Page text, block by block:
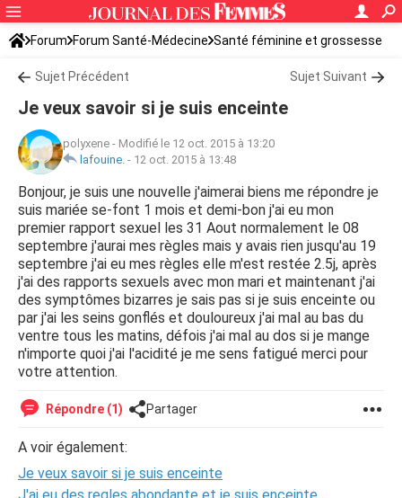
Forum Forum Santé-Médecine Santé féminine et grossesse
Ovulation
Sujet Précédent Sujet Suivant
Je veux savoir si je suis enceinte
polyxene - Modifié le 12 oct. 2015 à 13:20
lafouine. - 12 oct. 2015 à 13:48
Bonjour, je suis une nouvelle j'aimerai biens me répondre je
suis mariée se-font 1 mois et demi-bon j'ai eu mon
premier rapport sexuel les 31 Aout normalement le 08
septembre j'aurai mes règles mais y avais rien jusqu'au 19
septembre j'ai eu mes règles elle m'est restée 2.5j, après
j'ai des rapports sexuels avec mon mari et maintenant j'ai
des symptômes bizarres je sais pas si je suis enceinte ou
par j'ai les seins gonflés et douloureux j'ai mal au bas du
ventre tous les matins, défois j'ai mal au dos si je mange
n'importe quoi j'ai l'acidité je me sens fatigué merci pour
votre attention.
Répondre (1) Partager
A voir également:
Je veux savoir si je suis enceinte